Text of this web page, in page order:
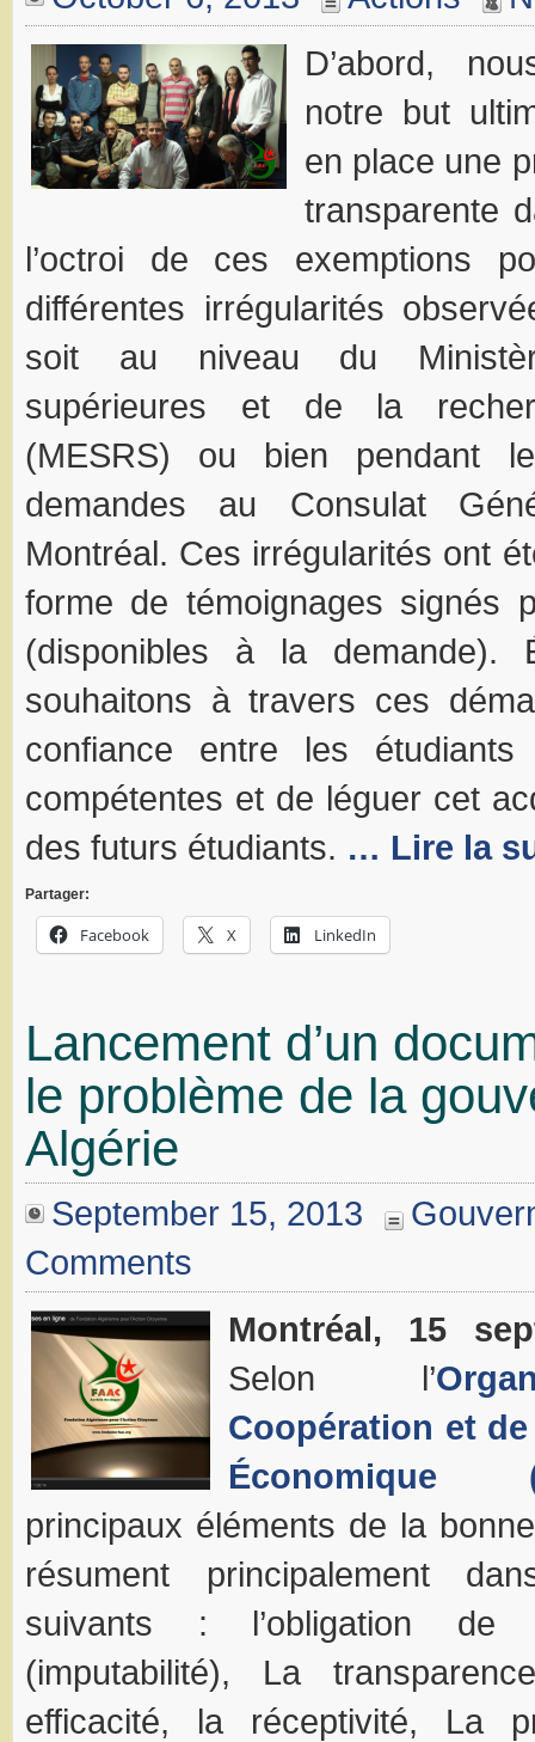
D’abord,
notre but
en place une
transparente
l’octroi de ces exemptions
différentes irrégularités
soit au niveau du
supérieures et de la
(MESRS) ou bien pendant
demandes au Consulat
Montréal. Ces irrégularités ont
forme de témoignages signés
(disponibles à la demande).
souhaitons à travers ces
confiance entre les
compétentes et de léguer cet
des futurs étudiants. … Lire la
Partager:
Facebook X LinkedIn
Lancement d’un
le problème de la
Algérie
September 15, 2013
Comments
Montréal, 15
Selon l’
Coopération et
Économique
principaux éléments de la
résument principalement
suivants : l’obligation de
(imputabilité), La
efficacité, la réceptivité, La